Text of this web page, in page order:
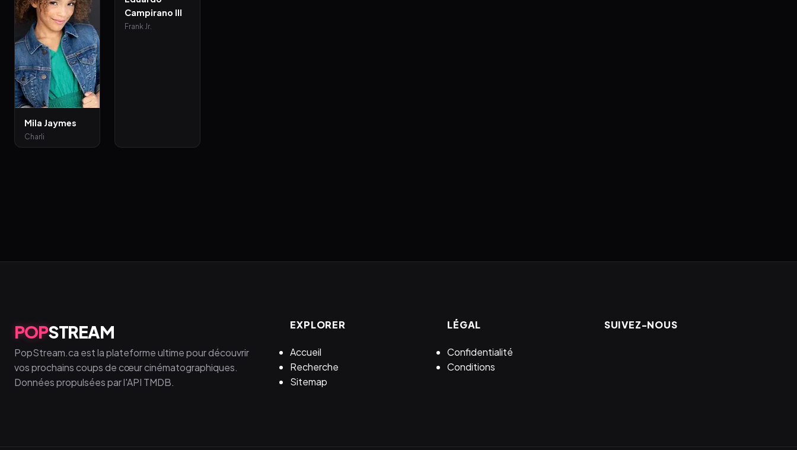
Mila Jaymes
Charli
Campirano III
Frank Jr.
POPSTREAM
PopStream.ca est la plateforme ultime pour découvrir
vos prochains coups de cœur cinématographiques.
Données propulsées par l'API TMDB.
EXPLORER
Accueil
Recherche
Sitemap
LÉGAL
Confidentialité
Conditions
SUIVEZ-NOUS